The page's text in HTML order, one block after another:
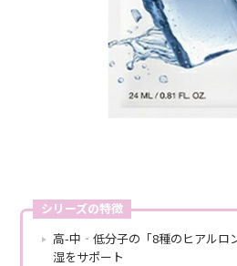
シリーズの特徴
高-中‐低分子の「8種のヒアルロ
湿をサポート